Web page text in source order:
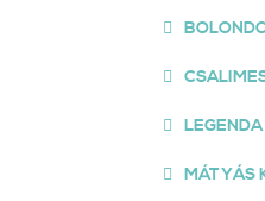
MÁTYÁS